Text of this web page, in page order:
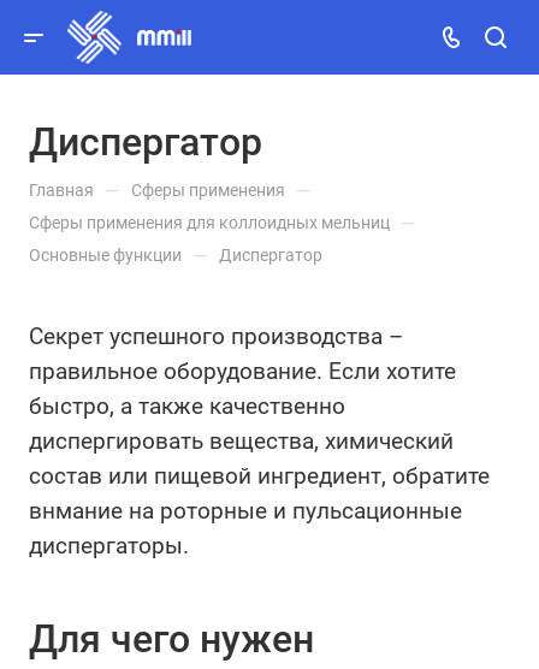
Диспергатор
Главная — Сферы применения —
Сферы применения для коллоидных мельниц —
Основные функции — Диспергатор
Секрет успешного производства –
правильное оборудование. Если хотите
быстро, а также качественно
диспергировать вещества, химический
состав или пищевой ингредиент, обратите
внмание на роторные и пульсационные
диспергаторы.
Для чего нужен
Заказать звонок
MAX
Telegram